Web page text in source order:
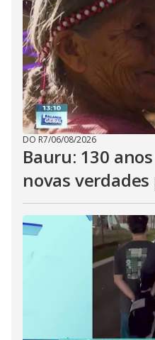
DO R7/06/08/2026
Bauru: 130
novas